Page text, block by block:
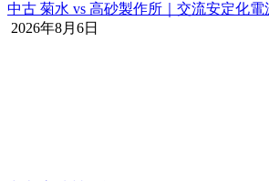
中古 菊水 vs 高砂製作所｜交流安定化
2026年8月6日